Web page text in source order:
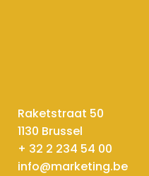
Raketstraat 50
1130 Brussel
+ 32 2 234 54 00
info@marketing.be